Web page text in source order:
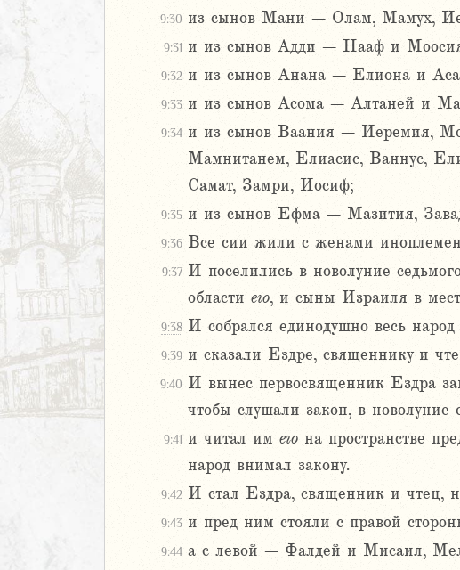
9:30 из сынов Мани – Олам, Мамух,
9:31 и из сынов Адди – Нааф и
9:32 и из сынов Анана – Елиона и
9:33 и из сынов Асома – Алтаней и
9:34 и из сынов Ваания – Иеремия,
Мамнитанем, Елиасис, Ваннус,
Самат, Замри, Иосиф;
9:35 и из сынов Ефма – Мазития,
9:36 Все сии жили с женами
9:37 И поселились в новолуние
области его, и сыны Израиля в
9:38 И собрался единодушно весь
9:39 и сказали Ездре, священнику и
9:40 И вынес первосвященник Ездра
чтобы слушали закон, в новолуние
9:41 и читал им его на пространстве
народ внимал закону.
9:42 И стал Ездра, священник и чтец,
9:43 и пред ним стояли с правой
9:44 а с левой – Фалдей и Мисаил,